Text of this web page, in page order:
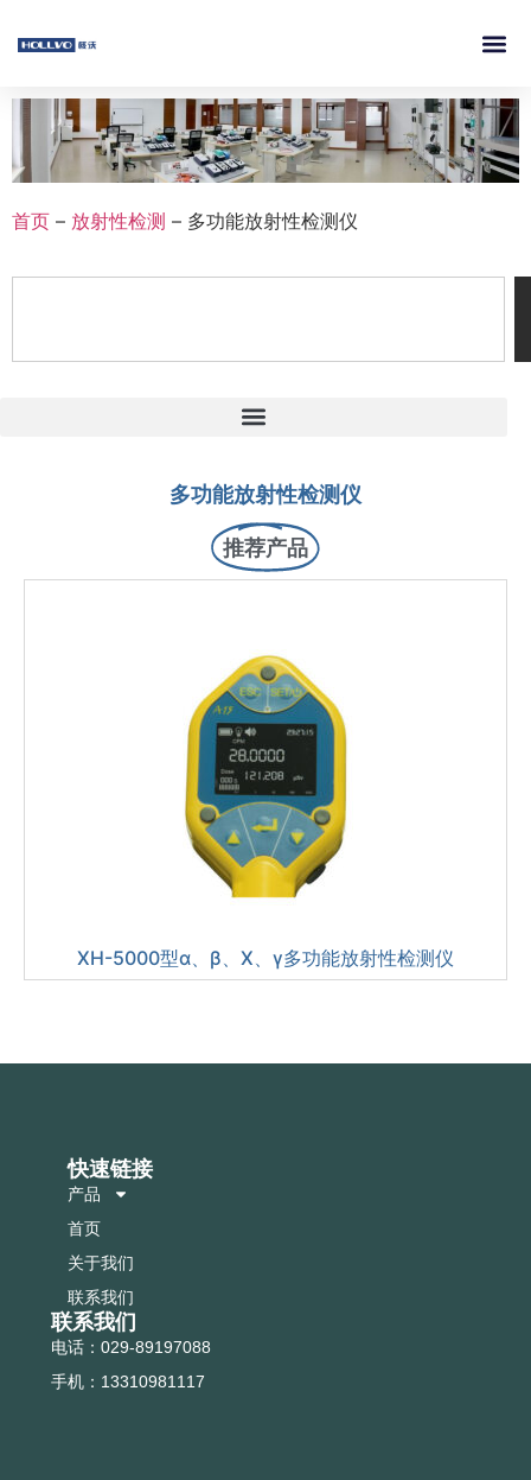
首页 – 放射性检测 – 多功能放射性检测仪
多功能放射性检测仪
推荐产品
XH-5000型α、β、X、γ多功能放射性检测仪
快速链接
产品
首页
关于我们
联系我们
联系我们
电话：029-89197088
手机：13310981117